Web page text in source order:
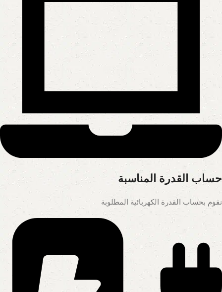
حساب القدرة المناسبة
نقوم بحساب القدرة الكهربائية المطلوبة